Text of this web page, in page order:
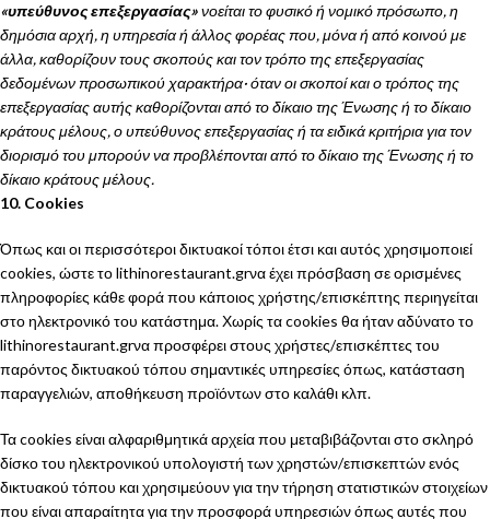
«υπεύθυνος επεξεργασίας»νοείται το φυσικό ή νομικό πρόσωπο, η
δημόσια αρχή, η υπηρεσία ή άλλος φορέας που, μόνα ή από κοινού με
άλλα, καθορίζουν τους σκοπούς και τον τρόπο της επεξεργασίας
δεδομένων προσωπικού χαρακτήρα· όταν οι σκοποί και ο τρόπος της
επεξεργασίας αυτής καθορίζονται από το δίκαιο της Ένωσης ή το δίκαιο
κράτους μέλους, ο υπεύθυνος επεξεργασίας ή τα ειδικά κριτήρια για τον
διορισμό του μπορούν να προβλέπονται από το δίκαιο της Ένωσης ή το
δίκαιο κράτους μέλους.
10. Cookies
Όπως και οι περισσότεροι δικτυακοί τόποι έτσι και αυτός χρησιμοποιεί
cookies, ώστε το lithinorestaurant.grνα έχει πρόσβαση σε ορισμένες
πληροφορίες κάθε φορά που κάποιος χρήστης/επισκέπτης περιηγείται
στο ηλεκτρονικό του κατάστημα. Χωρίς τα cookies θα ήταν αδύνατο το
lithinorestaurant.grνα προσφέρει στους χρήστες/επισκέπτες του
παρόντος δικτυακού τόπου σημαντικές υπηρεσίες όπως, κατάσταση
παραγγελιών, αποθήκευση προϊόντων στο καλάθι κλπ.
Τα cookies είναι αλφαριθμητικά αρχεία που μεταβιβάζονται στο σκληρό
δίσκο του ηλεκτρονικού υπολογιστή των χρηστών/επισκεπτών ενός
δικτυακού τόπου και χρησιμεύουν για την τήρηση στατιστικών στοιχείων
που είναι απαραίτητα για την προσφορά υπηρεσιών όπως αυτές που